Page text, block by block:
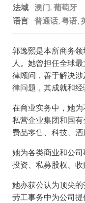
法域 澳门, 葡萄牙
语言
普通话 粤语
郭逸熙是本所商务
人。她曾担任全球
律顾问，善于解决
律问题，其成就和经
在商业实务中，她
私营企业集团和国
费品零售、科技、酒
她为各类商业和公
投资、私募股权、收
她亦获公认为顶尖
劳工事务中为公司提